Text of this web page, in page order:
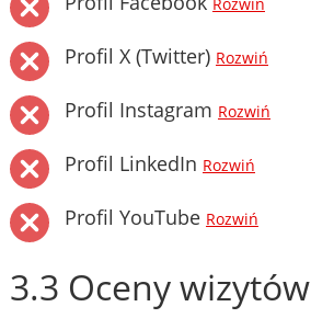
Rozwiń
Profil X (Twitter) Rozwiń
Profil Instagram Rozwiń
Profil LinkedIn Rozwiń
Profil YouTube Rozwiń
3.3 Oceny